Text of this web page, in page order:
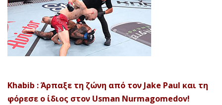
Khabib : Άρπαξε τη ζώνη από τον Jake Paul και τη
φόρεσε ο ίδιος στον Usman Nurmagomedov!